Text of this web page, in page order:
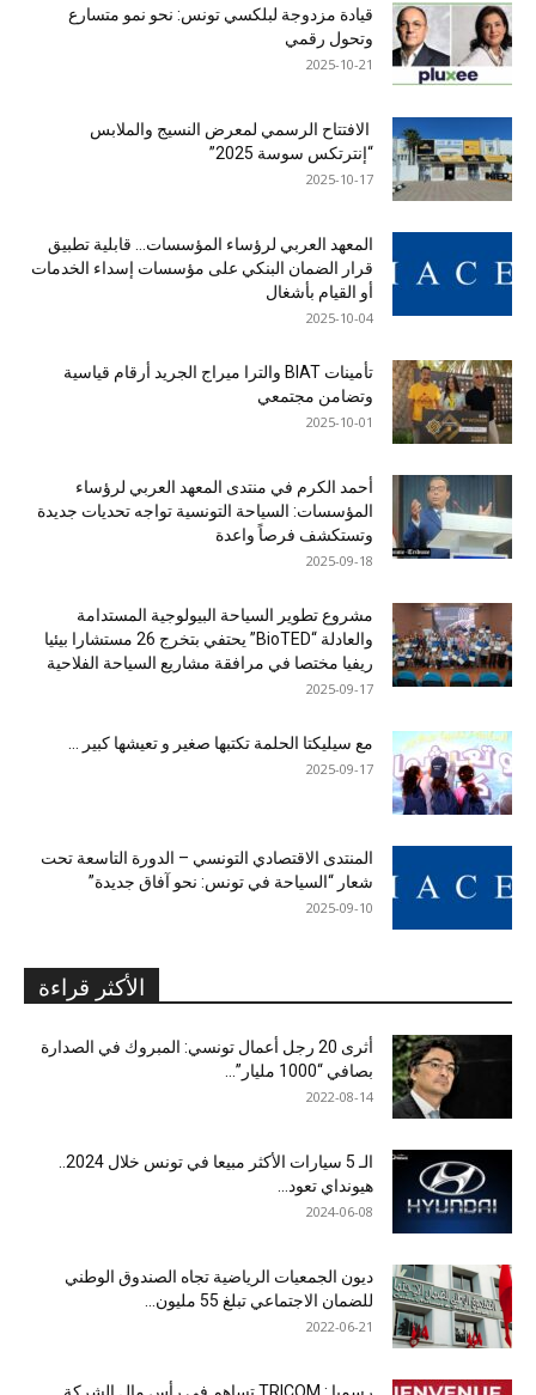
قيادة مزدوجة لبلكسي تونس: نحو نمو متسارع
وتحول رقمي
2025-10-21
الافتتاح الرسمي لمعرض النسيج والملابس
“إنترتكس سوسة 2025”
2025-10-17
المعهد العربي لرؤساء المؤسسات… قابلية تطبيق
قرار الضمان البنكي على مؤسسات إسداء الخدمات
أو القيام بأشغال
2025-10-04
تأمينات BIAT والترا ميراج الجريد أرقام قياسية
وتضامن مجتمعي
2025-10-01
أحمد الكرم في منتدى المعهد العربي لرؤساء
المؤسسات: السياحة التونسية تواجه تحديات جديدة
وتستكشف فرصاً واعدة
2025-09-18
مشروع تطوير السياحة البيولوجية المستدامة
والعادلة “BioTED” يحتفي بتخرج 26 مستشارا بيئيا
ريفيا مختصا في مرافقة مشاريع السياحة الفلاحية
2025-09-17
مع سيليكتا الحلمة تكتبها صغير و تعيشها كبير …
2025-09-17
المنتدى الاقتصادي التونسي – الدورة التاسعة تحت
شعار “السياحة في تونس: نحو آفاق جديدة”
2025-09-10
الأكثر قراءة
أثرى 20 رجل أعمال تونسي: المبروك في الصدارة
بصافي “1000 مليار”...
2022-08-14
هيونداي تعود...
2024-06-08
ديون الجمعيات الرياضية تجاه الصندوق الوطني
للضمان الاجتماعي تبلغ 55 مليون...
2022-06-21